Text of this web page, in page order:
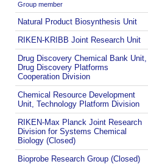
Group member
Natural Product Biosynthesis Unit
RIKEN-KRIBB Joint Research Unit
Drug Discovery Chemical Bank Unit,
Drug Discovery Platforms
Cooperation Division
Chemical Resource Development
Unit, Technology Platform Division
RIKEN-Max Planck Joint Research
Division for Systems Chemical
Biology (Closed)
Bioprobe Research Group (Closed)